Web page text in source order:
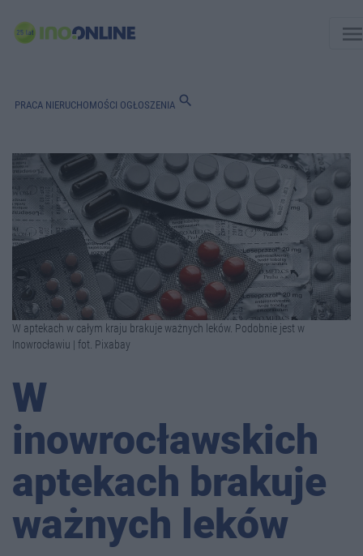
PRACA NIERUCHOMOŚCI OGŁOSZENIA search
W aptekach w całym kraju brakuje ważnych leków. Podobnie jest w
Inowrocławiu | fot. Pixabay
W
inowrocławskich
aptekach brakuje
ważnych leków